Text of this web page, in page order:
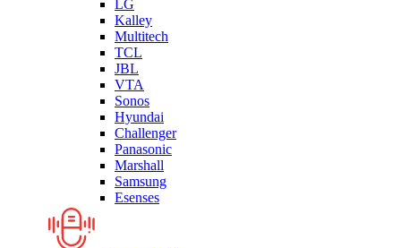
LG
Kalley
Multitech
TCL
JBL
VTA
Sonos
Hyundai
Challenger
Panasonic
Marshall
Samsung
Esenses